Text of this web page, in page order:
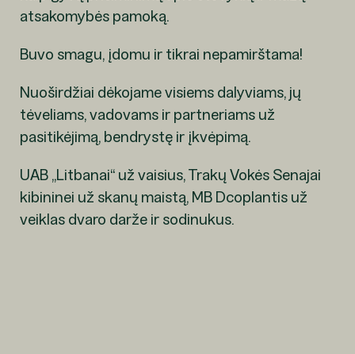
atsakomybės pamoką.
Buvo smagu, įdomu ir tikrai nepamirštama!
Nuoširdžiai dėkojame visiems dalyviams, jų
tėveliams, vadovams ir partneriams už
pasitikėjimą, bendrystę ir įkvėpimą.
UAB „Litbanai“ už vaisius, Trakų Vokės Senajai
kibininei už skanų maistą, MB Dcoplantis už
veiklas dvaro darže ir sodinukus.